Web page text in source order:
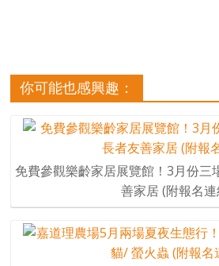
你可能也感興趣：
免費參觀樂齡家居展覽館！3月份
善家居 (附報名連